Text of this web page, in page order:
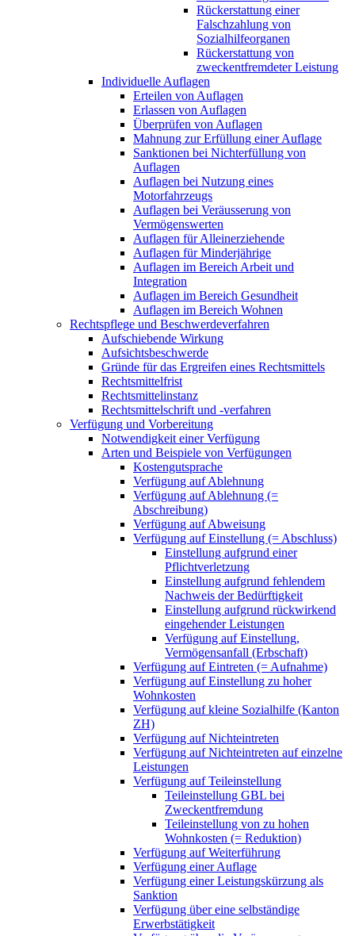
Rückerstattung einer
Falschzahlung von
Sozialhilfeorganen
Rückerstattung von
zweckentfremdeter Leistung
Individuelle Auflagen
Erteilen von Auflagen
Erlassen von Auflagen
Überprüfen von Auflagen
Mahnung zur Erfüllung einer Auflage
Sanktionen bei Nichterfüllung von
Auflagen
Auflagen bei Nutzung eines
Motorfahrzeugs
Auflagen bei Veräusserung von
Vermögenswerten
Auflagen für Alleinerziehende
Auflagen für Minderjährige
Auflagen im Bereich Arbeit und
Integration
Auflagen im Bereich Gesundheit
Auflagen im Bereich Wohnen
Rechtspflege und Beschwerdeverfahren
Aufschiebende Wirkung
Aufsichtsbeschwerde
Gründe für das Ergreifen eines Rechtsmittels
Rechtsmittelfrist
Rechtsmittelinstanz
Rechtsmittelschrift und -verfahren
Verfügung und Vorbereitung
Notwendigkeit einer Verfügung
Arten und Beispiele von Verfügungen
Kostengutsprache
Verfügung auf Ablehnung
Verfügung auf Ablehnung (=
Abschreibung)
Verfügung auf Abweisung
Verfügung auf Einstellung (= Abschluss)
Einstellung aufgrund einer
Pflichtverletzung
Einstellung aufgrund fehlendem
Nachweis der Bedürftigkeit
Einstellung aufgrund rückwirkend
eingehender Leistungen
Verfügung auf Einstellung,
Vermögensanfall (Erbschaft)
Verfügung auf Eintreten (= Aufnahme)
Verfügung auf Einstellung zu hoher
Wohnkosten
Verfügung auf kleine Sozialhilfe (Kanton
ZH)
Verfügung auf Nichteintreten
Verfügung auf Nichteintreten auf einzelne
Leistungen
Verfügung auf Teileinstellung
Teileinstellung GBL bei
Zweckentfremdung
Teileinstellung von zu hohen
Wohnkosten (= Reduktion)
Verfügung auf Weiterführung
Verfügung einer Auflage
Verfügung einer Leistungskürzung als
Sanktion
Verfügung über eine selbständige
Erwerbstätigkeit